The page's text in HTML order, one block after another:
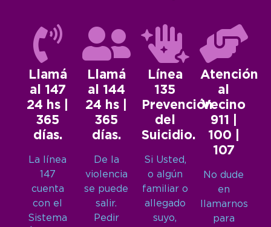
Llamá
al 147
24 hs |
365
días.
La línea
147
cuenta
con el
Sistema
Llamá
al 144
24 hs |
365
días.
De la
violencia
se puede
salir.
Pedir
Línea
135
Prevención
del
Suicidio.
Si Usted,
o algún
familiar o
allegado
suyo,
Atención
al
Vecino
911 |
100 |
107
No dude
en
llamarnos
para